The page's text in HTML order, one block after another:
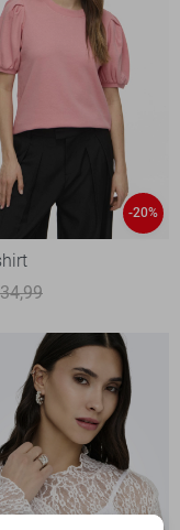
-20%
34,99